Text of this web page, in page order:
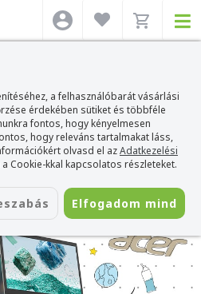
a felhasználóbarát vásárlási
érdekében sütiket és többféle
fontos, hogy kényelmesen
hogy releváns tartalmakat láss,
olvasd el azAdatkezelési
Cookie-kkal kapcsolatos részleteket.
Elfogadom mind